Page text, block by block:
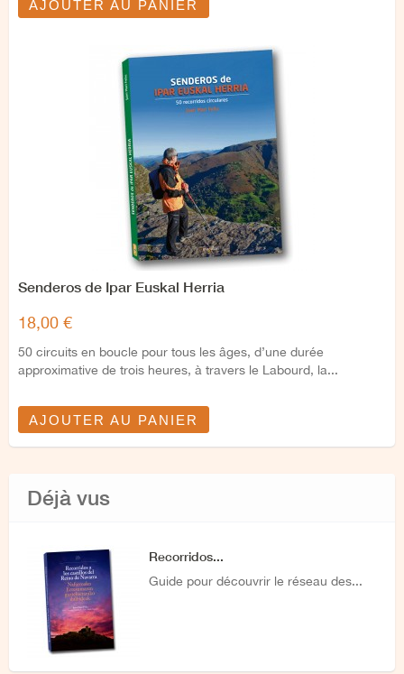
AJOUTER AU PANIER
Senderos de Ipar Euskal Herria
18,00 €
50 circuits en boucle pour tous les âges, d’une durée
approximative de trois heures, à travers le Labourd, la...
AJOUTER AU PANIER
Déjà vus
Recorridos...
Guide pour découvrir le réseau des...